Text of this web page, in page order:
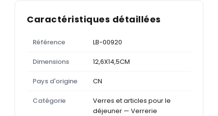
Caractéristiques détaillées
Référence LB-00920
Dimensions 12,6X14,5CM
Pays d'origine CN
Catégorie
Verres et articles pour le
déjeuner — Verrerie